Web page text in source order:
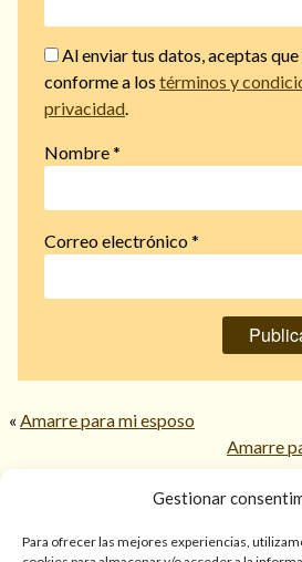
Gestionar
Para ofrecer las mejores experiencias,
Al enviar tus datos, aceptas
conforme a los términos y
privacidad
Nombre*
Correo electrónico*
« Amarre para mi esposo
Amarre